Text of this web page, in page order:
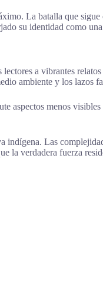
La batalla que
su identidad como
a vibrantes
ambiente y los lazos
aspectos menos
Las
la verdadera fuerza